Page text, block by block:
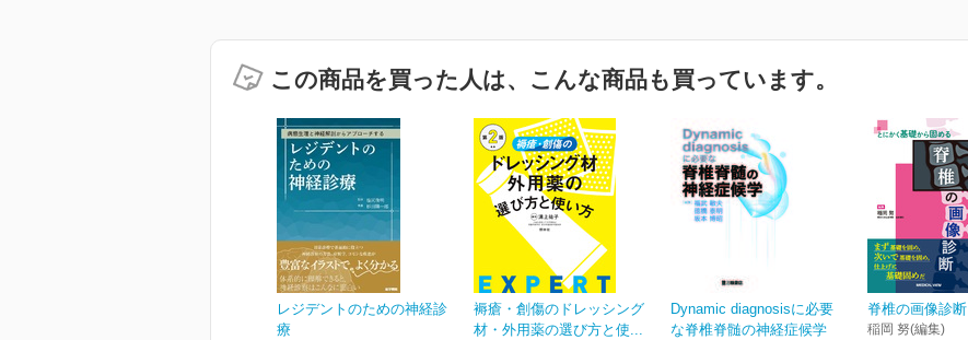
この商品を買った人は、こんな商品も買っています。
レジデントのための神経診
療
褥瘡・創傷のドレッシング
材・外用薬の選び方と使...
Dynamic diagnosisに必要
な脊椎脊髄の神経症候学
脊椎の画像診断
稲岡 努(編集)